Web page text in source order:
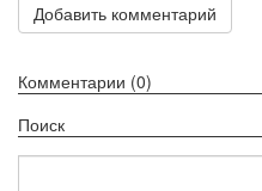
Добавить комментарий
Комментарии (0)
Поиск